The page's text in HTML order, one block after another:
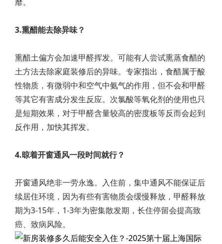
3.熏醋能去除异味？
熏醋土偏方会加速甲醛挥发。可能有人尝试熏蒸食醋的
土方法去除家庭装修后的异味。专家指出，食醋属于酸
性物质，有微弱中和空气中氨气的作用，但不会和甲醛
等其它有害成分发生反应。次氯酸等氧化剂的使用也只
是短期效果，对于甲醛含量较高的密度板等反而会起到
反作用，加快其挥发。
4.晾着开窗通风一段时间就行？
开窗通风绝非一劳永逸。入住前，集中通风不能保证后
续居住环境，因为有些有害物质会缓慢释放，甲醛释放
期为3-15年，1-3年为密集散发期，长住停留会提高致
癌、致病风险。